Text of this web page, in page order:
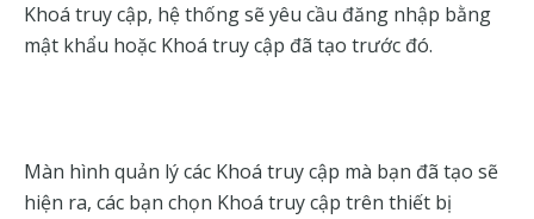
Khoá truy cập, hệ thống sẽ yêu cầu đăng nhập bằng
mật khẩu hoặc Khoá truy cập đã tạo trước đó.
Màn hình quản lý các Khoá truy cập mà bạn đã tạo sẽ
hiện ra, các bạn chọn Khoá truy cập trên thiết bị